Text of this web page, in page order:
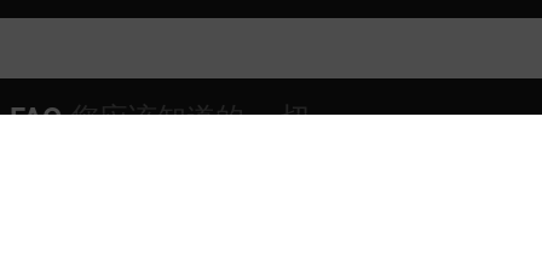
FAQ您应该知道的 一切